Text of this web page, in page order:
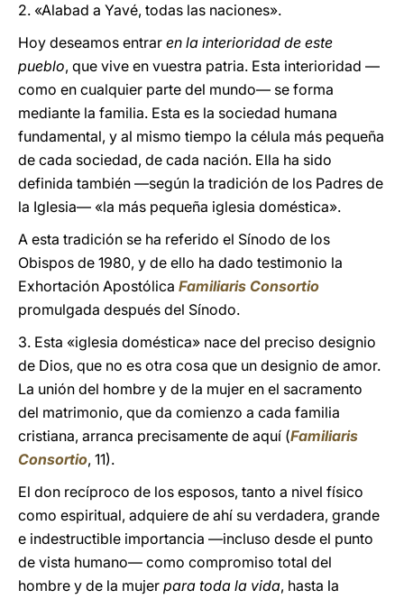
2. «Alabad a Yavé, todas las naciones».
Hoy deseamos entrar en la interioridad de este
pueblo, que vive en vuestra patria. Esta interioridad —
como en cualquier parte del mundo— se forma
mediante la familia. Esta es la sociedad humana
fundamental, y al mismo tiempo la célula más pequeña
de cada sociedad, de cada nación. Ella ha sido
definida también —según la tradición de los Padres de
la Iglesia— «la más pequeña iglesia doméstica».
A esta tradición se ha referido el Sínodo de los
Obispos de 1980, y de ello ha dado testimonio la
Exhortación Apostólica Familiaris Consortio
promulgada después del Sínodo.
3. Esta «iglesia doméstica» nace del preciso designio
de Dios, que no es otra cosa que un designio de amor.
La unión del hombre y de la mujer en el sacramento
del matrimonio, que da comienzo a cada familia
cristiana, arranca precisamente de aquí (Familiaris
Consortio, 11).
El don recíproco de los esposos, tanto a nivel físico
como espiritual, adquiere de ahí su verdadera, grande
e indestructible importancia —incluso desde el punto
de vista humano— como compromiso total del
hombre y de la mujer para toda la vida, hasta la